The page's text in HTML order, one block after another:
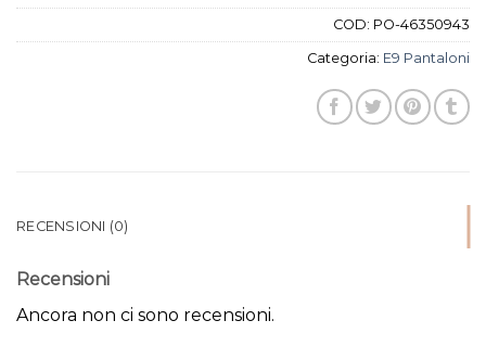
COD: PO-46350943
Categoria: E9 Pantaloni
RECENSIONI (0)
Recensioni
Ancora non ci sono recensioni.